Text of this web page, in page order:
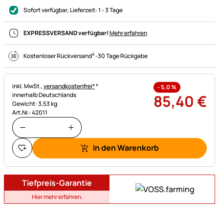
Sofort verfügbar, Lieferzeit:1 - 3 Tage
EXPRESSVERSAND verfügbar!Mehr erfahren
Kostenloser Rückversand4-30 Tage Rückgabe
Steuerhinweis:
inkl. MwSt.,versandkostenfrei**
innerhalb Deutschlands
Gewicht: 3,53 kg
Art.Nr.: 42011
-5,0%
85,40 €
In den Warenkorb
Tiefpreis-Garantie
Hier mehr erfahren.